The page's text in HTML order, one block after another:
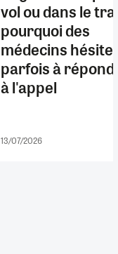
vol ou dans le
pourquoi des
médecins
parfois à
à l'appel
13/07/2026